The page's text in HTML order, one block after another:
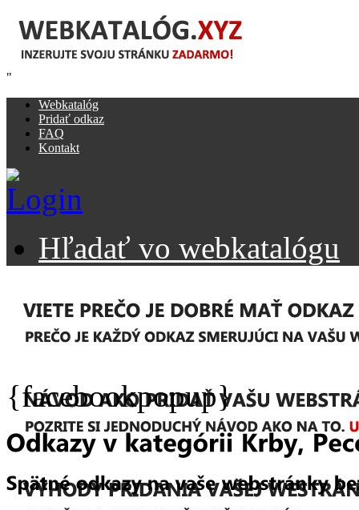
"
Webkatalóg
Pridať odkaz
FAQ
Kontakt
Hľadať vo webkatalógu
{facebookpopup}